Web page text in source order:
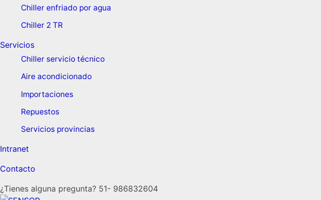
Chiller enfriado por agua
Chiller 2 TR
Servicios
Chiller servicio técnico
Aire acondicionado
Importaciones
Repuestos
Servicios provincias
Intranet
Contacto
¿Tienes alguna pregunta? 51- 986832604